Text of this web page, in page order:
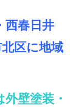
西春日井
区に地域
壁塗装・